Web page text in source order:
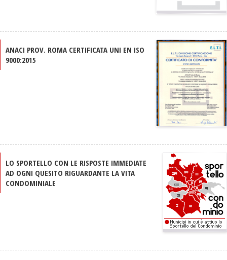
ANACI PROV. ROMA CERTIFICATA UNI EN ISO
9000:2015
LO SPORTELLO CON LE RISPOSTE IMMEDIATE
AD OGNI QUESITO RIGUARDANTE LA VITA
CONDOMINIALE